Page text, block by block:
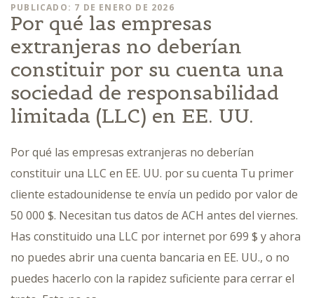
PUBLICADO: 7 DE ENERO DE 2026
Por qué las empresas
extranjeras no deberían
constituir por su cuenta una
sociedad de responsabilidad
limitada (LLC) en EE. UU.
Por qué las empresas extranjeras no deberían
constituir una LLC en EE. UU. por su cuenta Tu primer
cliente estadounidense te envía un pedido por valor de
50 000 $. Necesitan tus datos de ACH antes del viernes.
Has constituido una LLC por internet por 699 $ y ahora
no puedes abrir una cuenta bancaria en EE. UU., o no
puedes hacerlo con la rapidez suficiente para cerrar el